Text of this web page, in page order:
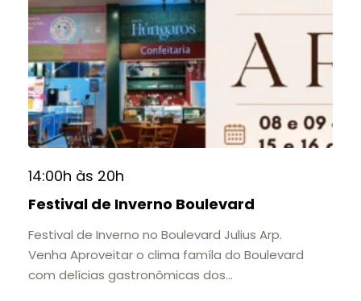
Friburgo e do Brasil.
A mostra convida o público a conhecer o legado
do Colégio Anchieta por meio de documentos,
histórias e marcos que evidenciam sua
contribuição para a educação, a cultura e a
formação de gerações.
📍 Casarão Julius Arp
📅 Até 30 de setembro
11h às 17h
🎟️ Entrada gratuita.
14:00h às 20h
Festival de Inverno Boulevard
Festival de Inverno no Boulevard Julius Arp.
Venha Aproveitar o clima famíla do Boulevard
com delícias gastronômicas dos